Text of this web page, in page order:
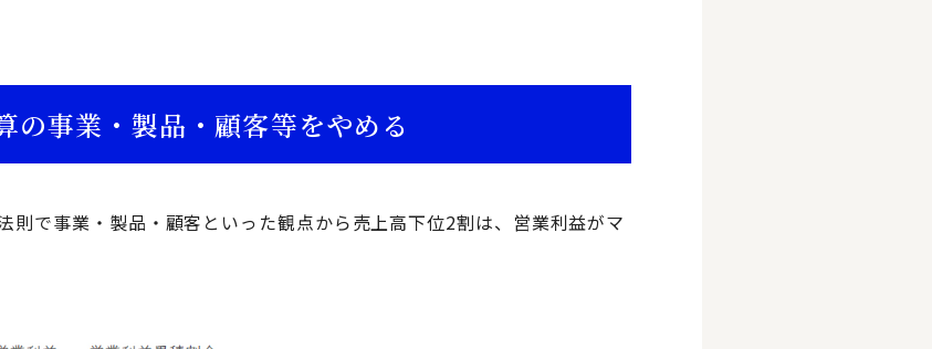
の事業・製品・顧客等をやめる
則で事業・製品・顧客といった観点から売上高下位2割は、営業利益がマ